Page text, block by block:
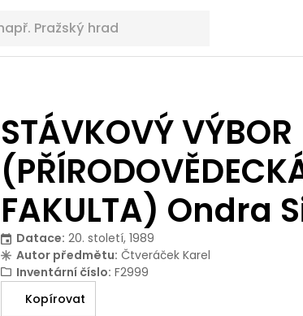
STÁVKOVÝ VÝBOR
FAKULTA) Ondra
Datace: 20. století, 1989
Autor předmětu: Čtveráček Karel
Inventární číslo: F2999
Kopírovat